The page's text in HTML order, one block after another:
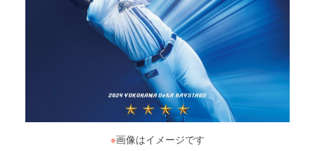
※画像はイメージです